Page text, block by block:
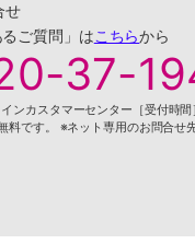
せ
るご質問」はこちらから
37-
ンカスタマーセンター［受付時
料です。 ※ネット専用のお問合せ